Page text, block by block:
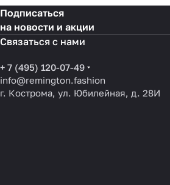
Подписаться
на новости и акции
Связаться с нами
+ 7 (495) 120-07-49
info@remington.fashion
г. Кострома, ул. Юбилейная, д. 28И